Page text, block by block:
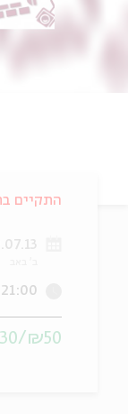
התקיים
21:00
₪50/₪30/₪3